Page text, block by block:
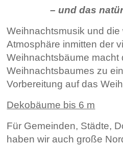
– und das
Weihnachtsmusik und die
Atmosphäre inmitten der
Weihnachtsbäume macht
Weihnachtsbaumes zu
Vorbereitung auf das
Dekobäume bis 6 m
Für Gemeinden, Städte,
haben wir auch große